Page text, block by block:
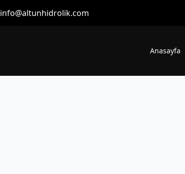
info@altunhidrolik.com
Anasayfa